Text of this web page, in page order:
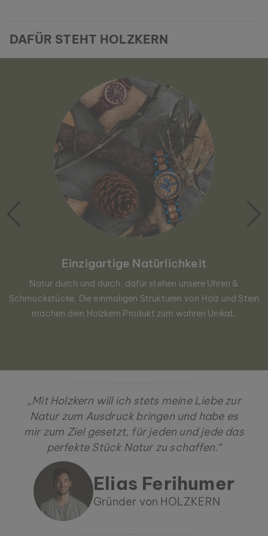
DAFÜR STEHT HOLZKERN
Einzigartige Natürlichkeit
Natur durch und durch, dafür stehen unsere Uhren &
Schmuckstücke. Die einmaligen Strukturen von Holz und Stein
machen dein Holzkern Produkt zum wahren Unikat.
„Mit Holzkern will ich stets meine Liebe zur
Natur zum Ausdruck bringen und habe es
mir zum Ziel gesetzt, für jeden und jede das
perfekte Stück Natur zu schaffen.“
Elias Ferihumer
Gründer von HOLZKERN